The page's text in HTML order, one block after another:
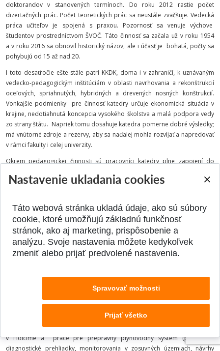
doktorandov v stanovených termínoch. Do roku 2012 rastie počet
dizertačných prác. Počet teoretických prác sa neustále zväčšuje. Vedecká
práca učiteľov je spojená s praxou. Pozornosť sa venuje výchove
študentov prostredníctvom ŠVOČ. Táto činnosť sa začala už v roku 1954
a v roku 2016 sa obnovil historický názov, ale i účasť je bohatá, počty sa
pohybujú od 15 až nad 20.
I toto desaťročie ešte stále patrí KKDK, doma i v zahraničí, k uznávaným
vedecko-pedagogickým inštitúciám v oblasti navrhovania a rekonštrukcií
oceľových, spriahnutých, hybridných a drevených nosných konštrukcií.
Vonkajšie podmienky pre činnosť katedry určuje ekonomická situácia v
krajine, nedotiahnutá koncepcia vysokého školstva a malá podpora vedy
zo strany štátu. Napriek tomu dosahuje katedra pomerne dobré výsledky;
má vnútorné zdroje a rezervy, aby sa naďalej mohla rozvíjať a napredovať
v rámci fakulty i celej univerzity.
Okrem pedagogickej činnosti sú pracovníci katedry plne zapojení do
skutočného pôsobenia prvkov a sústav z oceľových a drevených nosných
vlákna a membrány.
Zoznam prác vo VHČ (ZoD) za toto obdobie je veľmi bohatý. Obsahuje
286 projektov, expertíznych a odborných posudkov pre prax, a k tomu
treba pridať 62 prác z legislatívnej, normotvornej činnosti a rôznych
rozborových štúdií v súvislosti so zavádzaním európskych noriem ENV
a EN do sústavy STN. V tejto súvislosti je významná aj dlhoročná činnosť
členovia katedry boli autormi alebo spoluautormi, možno spomenúť: most
Apollo cez Dunaj v Bratislave. Ipeľské mosty (9 objektov), rekonštrukcia
štadiónov vo Zvolene a Žiari nad Hronom, rekonštrukcia slinkových síl
v Holcime a práce pre prepravný plynovodný systém (pravidelné
diagnostické prehliadky, monitorovania v zosuvných územiach, návrhy
Nastavenie ukladania cookies
Táto webová stránka ukladá údaje, ako sú súbory
cookie, ktoré umožňujú základnú funkčnosť
stránok, ako aj marketing, prispôsobenie a
analýzu. Svoje nastavenia môžete kedykoľvek
zmeniť alebo prijať predvolené nastavenia.
Spravovať možnosti
Prijať všetko